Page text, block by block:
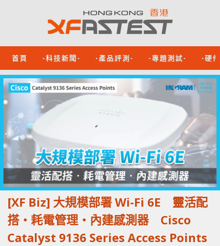
首頁 -科技新聞- -產品評測- -專題測試- -硬
[XF Biz] 大規模部署 Wi-Fi 6E 靈活配
搭‧耗電管理‧內建感測器 Cisco
Catalyst 9136 Series Access Points